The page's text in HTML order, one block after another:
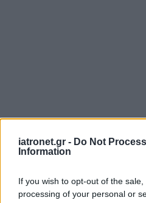
iatronet.gr - Do Not
Information
If you wish to opt-out of the
processing of your personal or